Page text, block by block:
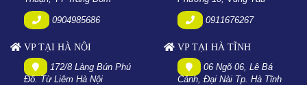
0904985686 0911676267
VP TẠI HÀ NỘI
172/8 Làng Bún Phú
Đô. Từ Liêm Hà Nội
VP TẠI HÀ TĨNH
06 Ngõ 06, Lê Bá
Cảnh, Đại Nài Tp. Hà Tĩnh